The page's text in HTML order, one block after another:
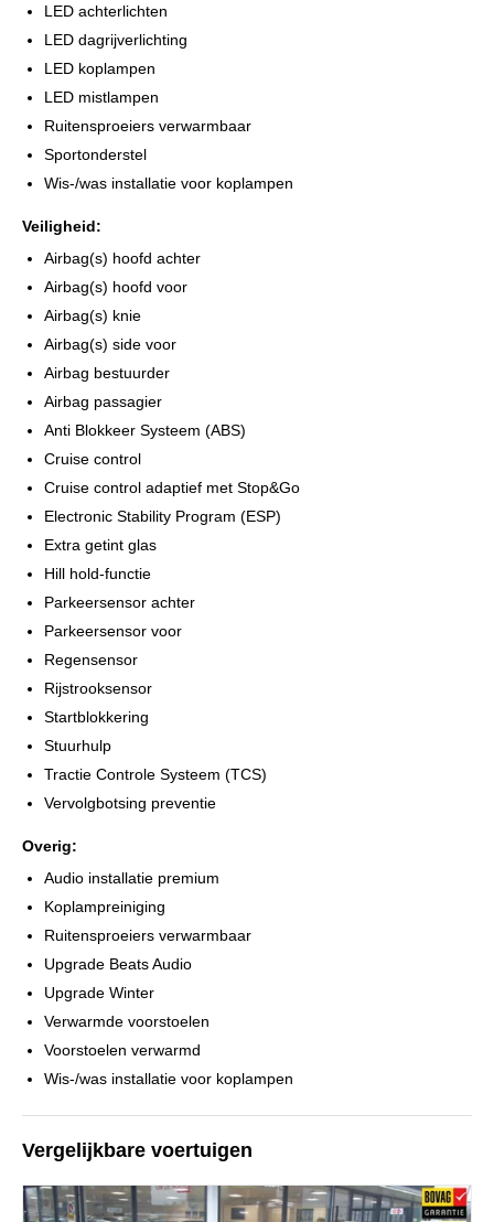
LED achterlichten
LED dagrijverlichting
LED koplampen
LED mistlampen
Ruitensproeiers verwarmbaar
Sportonderstel
Wis-/was installatie voor koplampen
Veiligheid:
Airbag(s) hoofd achter
Airbag(s) hoofd voor
Airbag(s) knie
Airbag(s) side voor
Airbag bestuurder
Airbag passagier
Anti Blokkeer Systeem (ABS)
Cruise control
Cruise control adaptief met Stop&Go
Electronic Stability Program (ESP)
Extra getint glas
Hill hold-functie
Parkeersensor achter
Parkeersensor voor
Regensensor
Rijstrooksensor
Startblokkering
Stuurhulp
Tractie Controle Systeem (TCS)
Vervolgbotsing preventie
Overig:
Audio installatie premium
Koplampreiniging
Ruitensproeiers verwarmbaar
Upgrade Beats Audio
Upgrade Winter
Verwarmde voorstoelen
Voorstoelen verwarmd
Wis-/was installatie voor koplampen
Vergelijkbare voertuigen